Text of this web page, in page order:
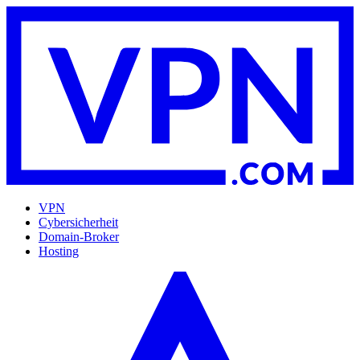
VPN
Cybersicherheit
Domain-Broker
Hosting